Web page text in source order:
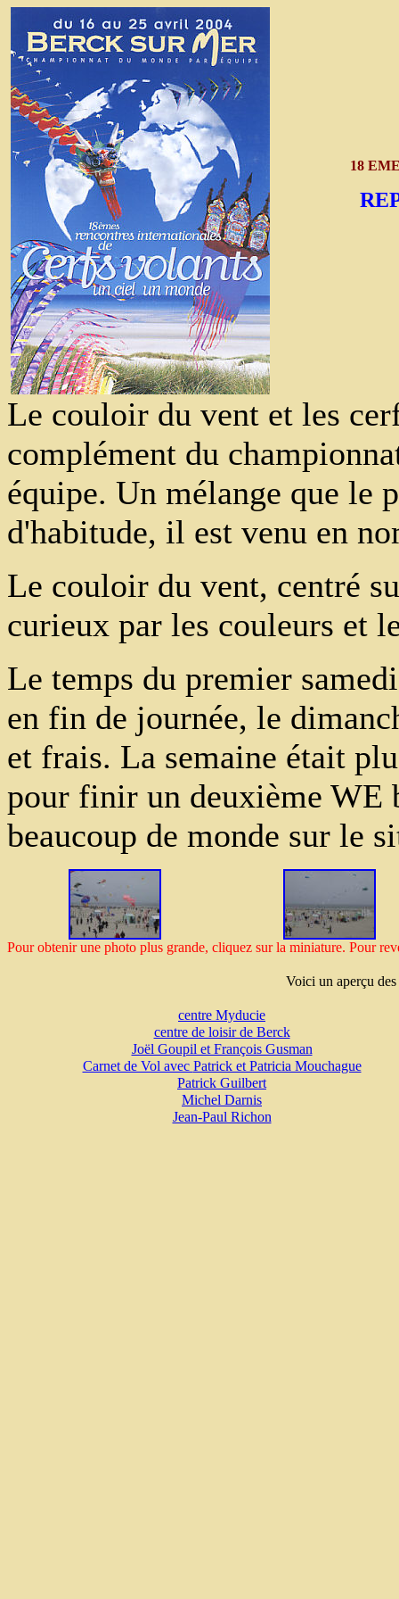
18
Le couloir du vent et les
complément du
équipe. Un mélange que le
d'habitude, il est venu en
Le couloir du vent, centré
curieux par les couleurs et
Le temps du premier
en fin de journée, le
et frais. La semaine était
pour finir un deuxième WE
beaucoup de monde sur le
Pour obtenir une photo plus grande, cliquez sur la miniature. Pour
Voici un aperçu des
centre Myducie
centre de loisir de Berck
Joël Goupil et François Gusman
Carnet de Vol avec Patrick et Patricia Mouchague
Patrick Guilbert
Michel Darnis
Jean-Paul Richon